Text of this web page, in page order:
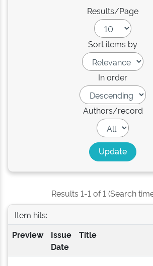
Results/Page
Sort items by
In order
Authors/record
Results 1-1 of 1 (Search
Item hits:
Preview
Issue
Date
Title